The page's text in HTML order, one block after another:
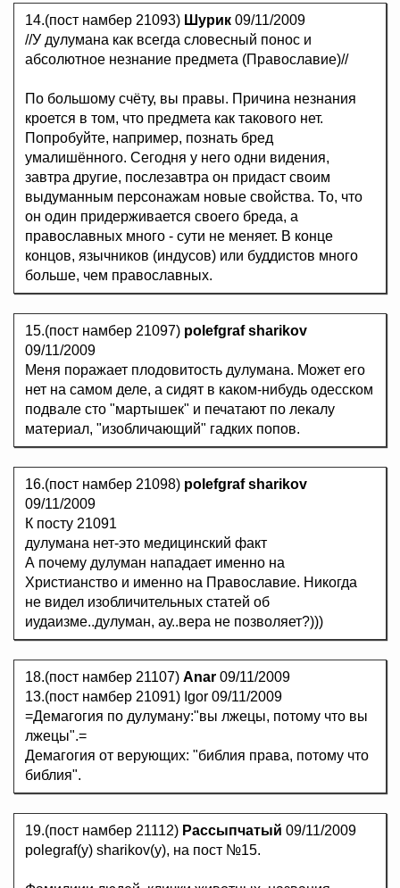
14.(пост намбер 21093) Шурик 09/11/2009
//У дулумана как всегда словесный понос и
абсолютное незнание предмета (Православие)//
По большому счёту, вы правы. Причина незнания
кроется в том, что предмета как такового нет.
Попробуйте, например, познать бред
умалишённого. Сегодня у него одни видения,
завтра другие, послезавтра он придаст своим
выдуманным персонажам новые свойства. То, что
он один придерживается своего бреда, а
православных много - сути не меняет. В конце
концов, язычников (индусов) или буддистов много
больше, чем православных.
15.(пост намбер 21097) polefgraf sharikov
09/11/2009
Меня поражает плодовитость дулумана. Может его
нет на самом деле, а сидят в каком-нибудь одесском
подвале сто "мартышек" и печатают по лекалу
материал, "изобличающий" гадких попов.
16.(пост намбер 21098) polefgraf sharikov
09/11/2009
К посту 21091
дулумана нет-это медицинский факт
А почему дулуман нападает именно на
Христианство и именно на Православие. Никогда
не видел изобличительных статей об
иудаизме..дулуман, ау..вера не позволяет?)))
18.(пост намбер 21107) Anar 09/11/2009
13.(пост намбер 21091) Igor 09/11/2009
=Демагогия по дулуману:"вы лжецы, потому что вы
лжецы".=
Демагогия от верующих: "библия права, потому что
библия".
19.(пост намбер 21112) Рассыпчатый 09/11/2009
polegraf(у) sharikov(у), на пост №15.